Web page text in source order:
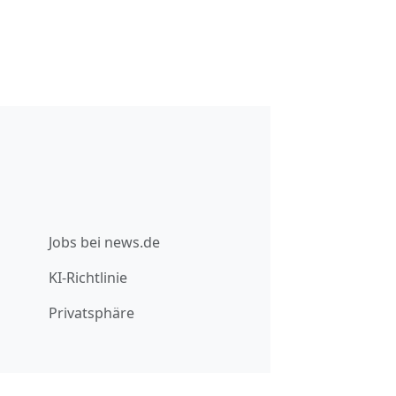
Jobs bei news.de
KI-Richtlinie
Privatsphäre